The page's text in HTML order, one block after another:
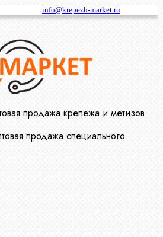
info@krepezh-market.ru
продажа крепежа и метизов
продажа специального